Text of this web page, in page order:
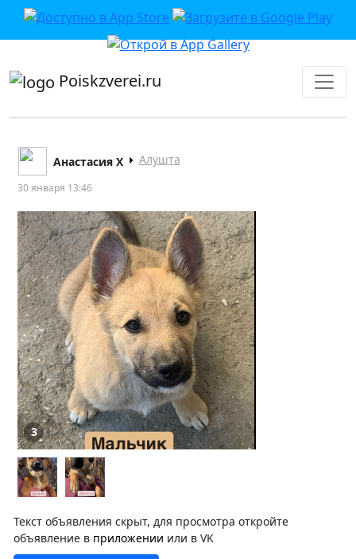
приложении или в VK">
Poiskzverei.ru
Анастасия Х Алушта
30 января 13:46
3
Текст объявления скрыт, для просмотра откройте
объявление в приложении или в VK